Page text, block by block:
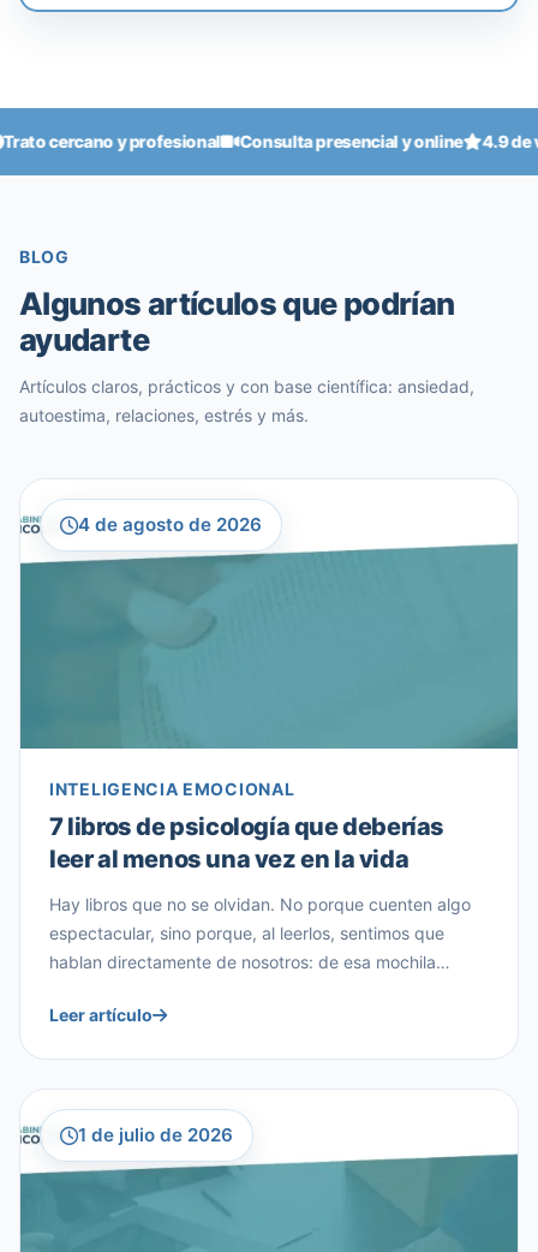
y profesional Consulta presencial y online 4.9 de
BLOG
Algunos artículos que podrían
ayudarte
Artículos claros, prácticos y con base científica: ansiedad,
autoestima, relaciones, estrés y más.
4 de agosto de 2026
INTELIGENCIA EMOCIONAL
7 libros de psicología que deberías
leer al menos una vez en la vida
Hay libros que no se olvidan. No porque cuenten algo
espectacular, sino porque, al leerlos, sentimos que
hablan directamente de nosotros: de esa mochila
limitan sin darnos cuenta, o de esa pregunta incómoda
Leer artículo
1 de julio de 2026